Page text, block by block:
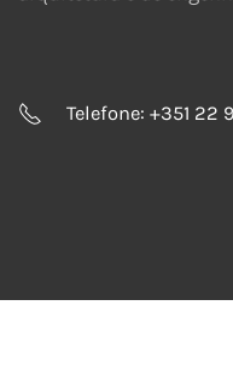
Telefone: +351 22